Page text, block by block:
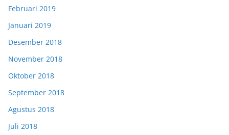
Februari 2019
Januari 2019
Desember 2018
November 2018
Oktober 2018
September 2018
Agustus 2018
Juli 2018